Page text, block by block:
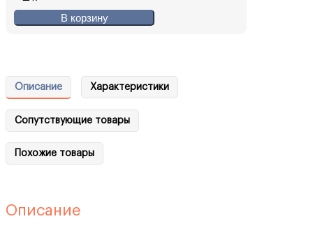
В корзину
Описание Характеристики
Сопутствующие товары
Похожие товары
Описание